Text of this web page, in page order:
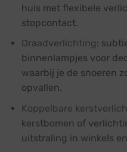
huis met flexibele
stopcontact.
Draadverlichting:
binnenlampjes voor
waarbij je de snoeren
opvallen.
Koppelbare
kerstbomen of
uitstraling in winkels